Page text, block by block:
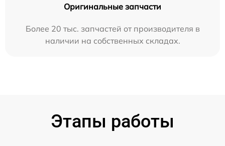
Оригинальные запчасти
Более 20 тыс. запчастей от производителя в
наличии на собственных складах.
Этапы работы